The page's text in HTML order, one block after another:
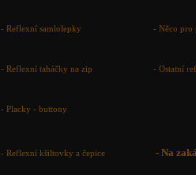
-Reflexní samlolepky -Něco pro
-Reflexní taháčky na zip -Ostatní
-Placky - buttony
-Reflexní kšiltovky a čepice -Na